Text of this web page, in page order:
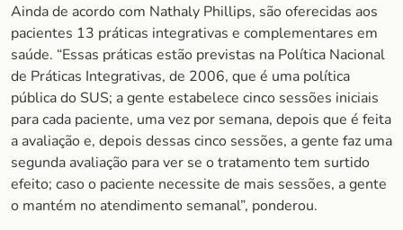
Ainda de acordo com Nathaly Phillips, são oferecidas aos
pacientes 13 práticas integrativas e complementares em
saúde. “Essas práticas estão previstas na Política Nacional
de Práticas Integrativas, de 2006, que é uma política
pública do SUS; a gente estabelece cinco sessões iniciais
para cada paciente, uma vez por semana, depois que é feita
a avaliação e, depois dessas cinco sessões, a gente faz uma
segunda avaliação para ver se o tratamento tem surtido
efeito; caso o paciente necessite de mais sessões, a gente
o mantém no atendimento semanal”, ponderou.